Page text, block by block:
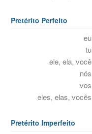
Pretérito Perfeito
eu
tu
ele, ela, você
nós
vos
eles, elas, vocês
Pretérito Imperfeito